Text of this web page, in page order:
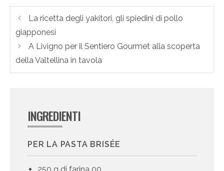
La ricetta degli yakitori, gli spiedini di pollo
giapponesi
A Livigno per il Sentiero Gourmet alla scoperta
della Valtellina in tavola
INGREDIENTI
PER LA PASTA BRISÉE